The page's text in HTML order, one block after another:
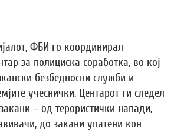
ФБИ го координирал
за полициска соработка, во кој
безбедносни служби и
учеснички. Центарот ги следел
– од терористички напади,
до закани упатени кон